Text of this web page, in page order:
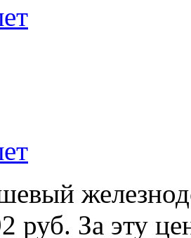
руб. За эту